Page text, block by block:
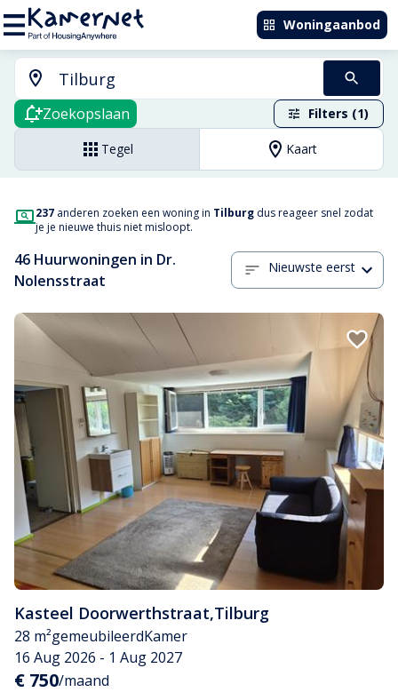
Woningaanbod
Zoekopslaan Filters (1)
Tegel Kaart
237 anderen zoeken een woning in Tilburg dus reageer snel zodat
je je nieuwe thuis niet misloopt.
46 Huurwoningen in Dr.
Nolensstraat
Nieuwste eerst
Kasteel Doorwerthstraat,Tilburg
28 m²gemeubileerdKamer
16 Aug 2026 - 1 Aug 2027
€ 750/maand